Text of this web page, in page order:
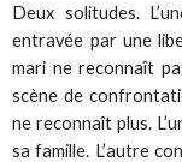
Deux solitudes.
entravée par une
mari ne reconnaît
scène de
ne reconnaît plus.
sa famille. L’autre